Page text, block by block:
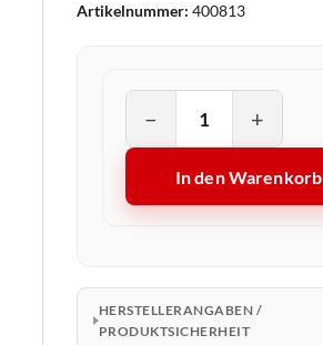
Artikelnummer: 400813
− +
In den Warenkorb
HERSTELLERANGABEN /
PRODUKTSICHERHEIT